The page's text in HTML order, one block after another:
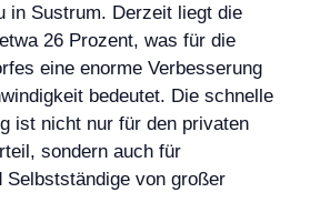
in Sustrum. Derzeit liegt die
26 Prozent, was für die
eine enorme Verbesserung
bedeutet. Die schnelle
ist nicht nur für den privaten
sondern auch für
Selbstständige von großer